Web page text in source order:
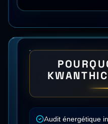
Audit énergétique